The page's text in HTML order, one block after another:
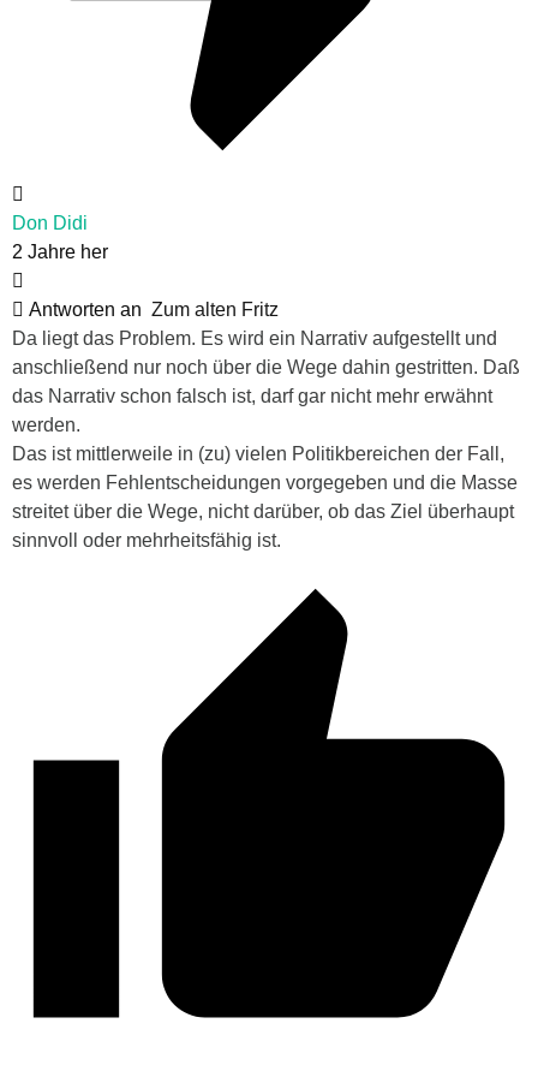
Don Didi
2 Jahre her
Antworten an Zum alten Fritz
Da liegt das Problem. Es wird ein Narrativ aufgestellt und
anschließend nur noch über die Wege dahin gestritten. Daß
das Narrativ schon falsch ist, darf gar nicht mehr erwähnt
werden.
Das ist mittlerweile in (zu) vielen Politikbereichen der Fall,
es werden Fehlentscheidungen vorgegeben und die Masse
streitet über die Wege, nicht darüber, ob das Ziel überhaupt
sinnvoll oder mehrheitsfähig ist.